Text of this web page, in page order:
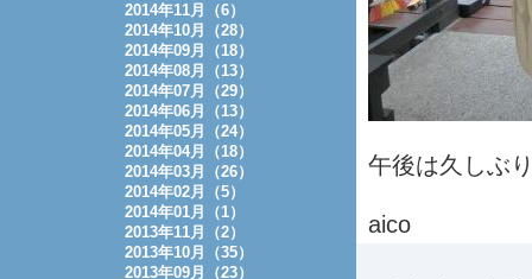
午後は久しぶ
aico
2014年11月（6）
2014年10月（28）
2014年09月（18）
2014年08月（13）
2014年07月（29）
2014年06月（13）
2014年05月（24）
2014年04月（18）
2014年03月（26）
2014年02月（5）
2014年01月（1）
2013年11月（2）
2013年10月（35）
2013年09月（23）